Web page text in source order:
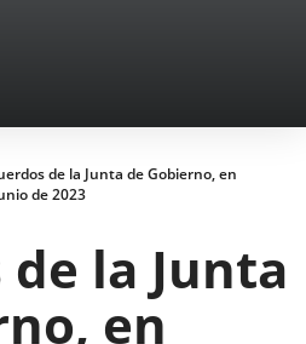
de la Junta de Gobierno, en
de 2023
la Junta
en